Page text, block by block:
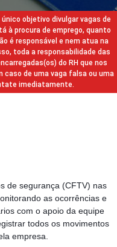
objetivo divulgar vagas de
à procura de emprego, quanto
é responsável e nem atua na
toda a responsabilidade das
do RH que nos
caso de uma vaga falsa ou uma
imediatamente.
de segurança (CFTV) nas
as ocorrências e
com o apoio da equipe
todos os movimentos
empresa.